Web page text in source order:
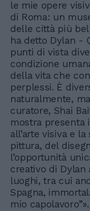
le mie opere
di Roma: un
delle città più
ha detto Dylan -
punti di vista
condizione
della vita che
perplessi. È
naturalmente,
curatore, Shai
mostra presenta
all’arte visiva e
pittura, del
l’opportunità
creativo di Dylan
luoghi, tra cui
Spagna,
mio capolavoro”».